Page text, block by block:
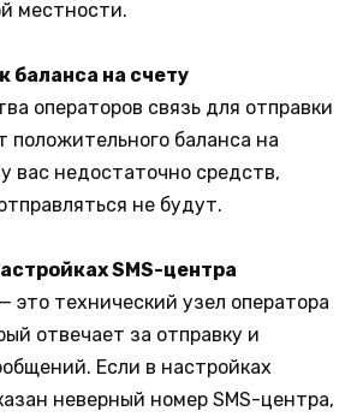
местности.
баланса на счету
операторов связь для отправки
положительного баланса на
вас недостаточно средств,
не будут.
SMS-центра
это технический узел оператора
отвечает за отправку и
Если в настройках
неверный номер SMS-центра,